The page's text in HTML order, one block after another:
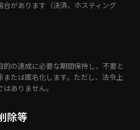
があります（決済、ホスティング
の達成に必要な期間保持し、不要と
または匿名化します。ただし、法令上
ありません。
除等